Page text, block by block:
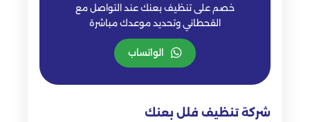
خصم على تنظيف بعنك عند التواصل مع
القحطاني وتحديد موعدك مباشرة
الواتساب
شركة تنظيف فلل بعنك